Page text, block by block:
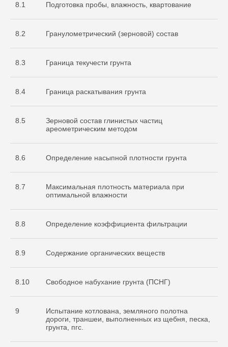
8.1 Подготовка пробы, влажность, квартование
8.2 Гранулометрический (зерновой) состав
8.3 Граница текучести грунта
8.4 Граница раскатывания грунта
8.5
Зерновой состав глинистых частиц
ареометрическим методом
8.6 Определение насыпной плотности грунта
8.7
Максимальная плотность материала при
оптимальной влажности
8.8 Определение коэффициента фильтрации
8.9 Содержание органических веществ
8.10 Свободное набухание грунта (ПСНГ)
9
Испытание котлована, земляного полотна
дороги, траншеи, выполненных из щебня, песка,
грунта, пгс.